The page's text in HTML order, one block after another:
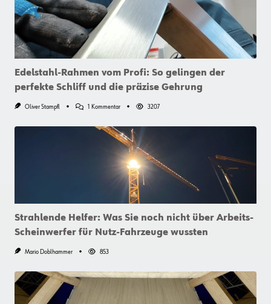
Edelstahl-Rahmen vom Profi: So gelingen der
perfekte Schliff und die präzise Gehrung
Oliver Stampfl 1 KommentarZu
Vom
Profi:
So
Gelingen
Der
Perfekte
Schliff
Präzise
3207
Strahlende Helfer: Was Sie noch nicht über Arbeits-
Scheinwerfer für Nutz-Fahrzeuge wussten
Mario Doblhammer 853